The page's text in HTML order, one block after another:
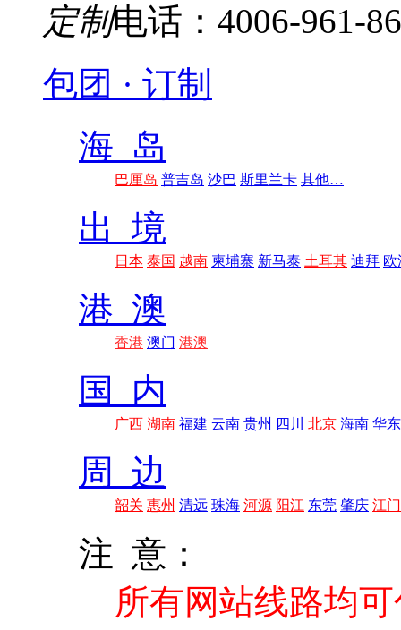
定制电话：4006-961-
包团 · 订制
海 岛
巴厘岛 普吉岛 沙巴 斯里兰卡 其他…
出 境
日本 泰国 越南 柬埔寨 新马泰 土耳其 迪拜 欧
港 澳
香港 澳门 港澳
国 内
广西 湖南 福建 云南 贵州 四川 北京 海南 华东
周 边
韶关 惠州 清远 珠海 河源 阳江 东莞 肇庆 江门
注 意：
所有网站线路均